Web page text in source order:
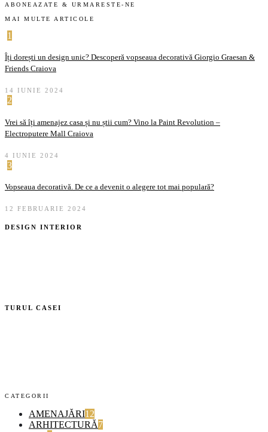
ABONEAZATE & URMARESTE-NE
MAI MULTE ARTICOLE
1
Îți dorești un design unic? Descoperă vopseaua decorativă Giorgio Graesan &
Friends Craiova
14 IUNIE 2024
2
Vrei să îți amenajez casa și nu știi cum? Vino la Paint Revolution –
Electroputere Mall Craiova
4 IUNIE 2024
3
Vopseaua decorativă. De ce a devenit o alegere tot mai populară?
12 FEBRUARIE 2024
DESIGN INTERIOR
TURUL CASEI
CATEGORII
AMENAJĂRI12
ARHITECTURĂ7